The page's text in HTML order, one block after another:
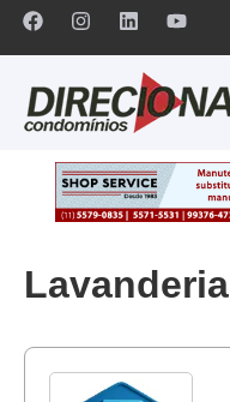
Lavanderia